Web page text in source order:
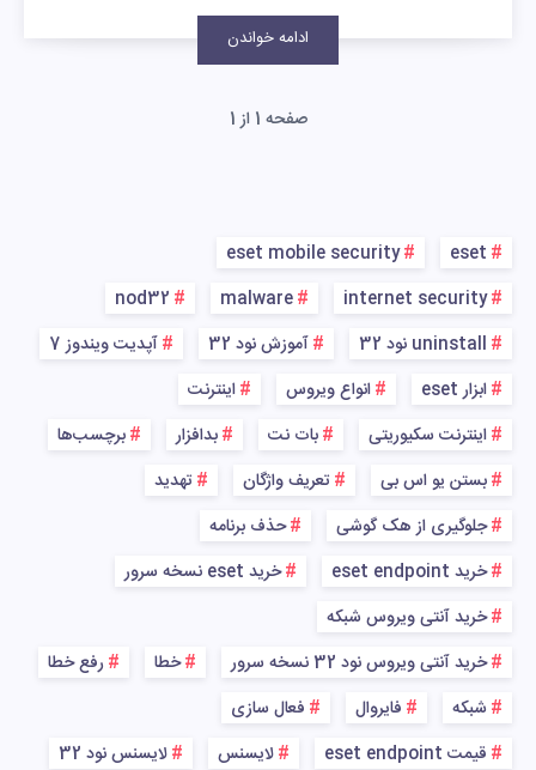
ادامه خواندن
صفحه 1 از 1
eset
eset mobile security
internet security
malware
nod32
uninstall نود 32
آموزش نود 32
آپدیت ویندوز 7
ابزار eset
انواع ویروس
اینترنت
اینترنت سکیوریتی
بات نت بدافزار
برچسب‌ها
بستن یو اس بی
تعریف واژگان
تهدید
جلوگیری از هک گوشی
حذف برنامه
خرید eset endpoint
خرید eset نسخه سرور
خرید آنتی ویروس شبکه
خرید آنتی ویروس نود 32 نسخه سرور
خطا
رفع خطا
شبکه
فایروال
فعال سازی
قیمت eset endpoint
لایسنس لایسنس نود 32